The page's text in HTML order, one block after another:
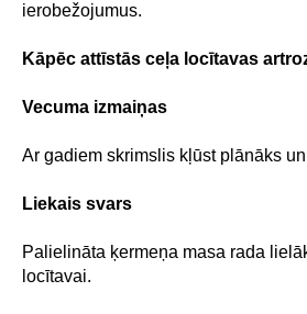
ierobežojumus.
Kāpēc attīstās ceļa locītavas
Vecuma izmaiņas
Ar gadiem skrimslis kļūst plānāks
Liekais svars
Palielināta ķermeņa masa rada
locītavai.